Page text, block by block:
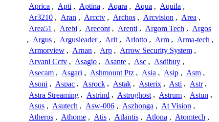
Aprica , Apti , Aptina , Aqara , Aqua , Aquila ,
Ar3210 , Aran , Arcctv , Archos , Arcvision , Area ,
Area51 , Arebi , Arecont , Arenti , Argom Tech , Argos
, Argus , Argusleader , Arit , Arlotto , Arm , Arma-tech ,
Armorview , Arnan , Arp , Arrow Security System ,
Arvani Cctv , Asagio , Asante , Asc , Asdibuy ,
Asecam , Asgari , Ashmount Ptz , Asia , Asip , Asm ,
Asoni , Aspac , Asrock , Astak , Asterix , Asti , Astr ,
Astra Streaming , Astrind , Astroghost , Astrum , Astun ,
Asus , Asutech , Asw-006 , Aszhonga , At Vision ,
Atheros , Athome , Atis , Atlantis , Atlona , Atomtech ,